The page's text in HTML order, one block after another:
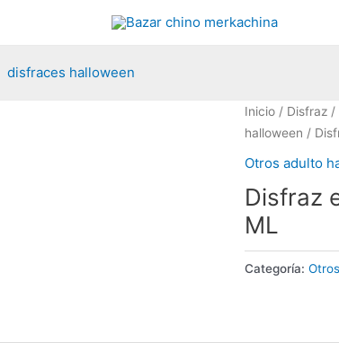
disfraces halloween
Inicio / Disfraz /
halloween /
Otros adulto
Disfraz
ML
Categoría: